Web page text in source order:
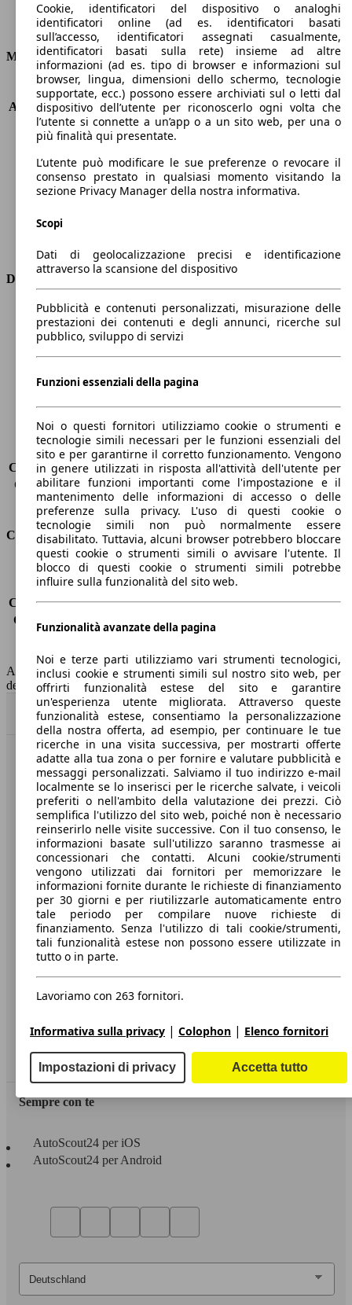
Consumi
Motore e Prestazioni
KW (PS)
73 kW (99 PS)
Accelerazione (0-100 km/h)
10.9s
Velocità massima (km/h)
180 km/h
Numero di marce
-
Coppia
142 nm
Cilindrata
1798 ccm
Carburante
Elettrica/Benzina
Trasmissione
Dimensioni
Lunghezza
4330 mm
Altezza
1480 mm
Larghezza
Peso massimo
1815 kg
Sedili
5
Carico sul tetto
-
Capacità di traino (senza freni) -
Capacità di traino (con freni)
385 kg
Volume del bagagliaio
360 - 1200 l
Consumi
Emissioni di CO2*
82 g/km (komb.)
Consumo (urbano)
3.5 l/100km
Consumo (extra-urbano) 3.5 l/100km
Consumo (combinato)*
3.6 l/100km
Capacità del serbatoio
45 l
AutoScout24 non si assume alcuna responsabilità per la correttezza
dei dati.
Torna su
Benvenuti su AutoScout24, il mercato auto europeo.
Società
A proposito di AutoScout24
Stampa
Media
Condizioni generali
Informazioni
Privacy
Dichiarazione di Accessibilità
Servizi
Area rivenditori
Sempre con te
AutoScout24 per iOS
AutoScout24 per Android
Cookie, identificatori del dispositivo o analoghi
identificatori online (ad es. identificatori basati
sull’accesso, identificatori assegnati casualmente,
identificatori basati sulla rete) insieme ad altre
informazioni (ad es. tipo di browser e informazioni sul
browser, lingua, dimensioni dello schermo, tecnologie
supportate, ecc.) possono essere archiviati sul o letti dal
dispositivo dell’utente per riconoscerlo ogni volta che
l’utente si connette a un’app o a un sito web, per una o
più finalità qui presentate.
L’utente può modificare le sue preferenze o revocare il
consenso prestato in qualsiasi momento visitando la
sezione Privacy Manager della nostra informativa.
Scopi
Dati di geolocalizzazione precisi e identificazione
attraverso la scansione del dispositivo
Pubblicità e contenuti personalizzati, misurazione delle
prestazioni dei contenuti e degli annunci, ricerche sul
pubblico, sviluppo di servizi
Funzioni essenziali della pagina
Noi o questi fornitori utilizziamo cookie o strumenti e
tecnologie simili necessari per le funzioni essenziali del
sito e per garantirne il corretto funzionamento. Vengono
in genere utilizzati in risposta all'attività dell'utente per
abilitare funzioni importanti come l'impostazione e il
mantenimento delle informazioni di accesso o delle
preferenze sulla privacy. L'uso di questi cookie o
tecnologie simili non può normalmente essere
disabilitato. Tuttavia, alcuni browser potrebbero bloccare
questi cookie o strumenti simili o avvisare l'utente. Il
blocco di questi cookie o strumenti simili potrebbe
influire sulla funzionalità del sito web.
Funzionalità avanzate della pagina
Noi e terze parti utilizziamo vari strumenti tecnologici,
inclusi cookie e strumenti simili sul nostro sito web, per
offrirti funzionalità estese del sito e garantire
un'esperienza utente migliorata. Attraverso queste
funzionalità estese, consentiamo la personalizzazione
della nostra offerta, ad esempio, per continuare le tue
ricerche in una visita successiva, per mostrarti offerte
adatte alla tua zona o per fornire e valutare pubblicità e
messaggi personalizzati. Salviamo il tuo indirizzo e-mail
localmente se lo inserisci per le ricerche salvate, i veicoli
preferiti o nell'ambito della valutazione dei prezzi. Ciò
semplifica l'utilizzo del sito web, poiché non è necessario
reinserirlo nelle visite successive. Con il tuo consenso, le
informazioni basate sull'utilizzo saranno trasmesse ai
concessionari che contatti. Alcuni cookie/strumenti
vengono utilizzati dai fornitori per memorizzare le
informazioni fornite durante le richieste di finanziamento
per 30 giorni e per riutilizzarle automaticamente entro
tale periodo per compilare nuove richieste di
finanziamento. Senza l'utilizzo di tali cookie/strumenti,
tali funzionalità estese non possono essere utilizzate in
tutto o in parte.
Lavoriamo con 263 fornitori.
Informativa sulla privacy | Colophon | Elenco fornitori
Impostazioni di privacy Accetta tutto